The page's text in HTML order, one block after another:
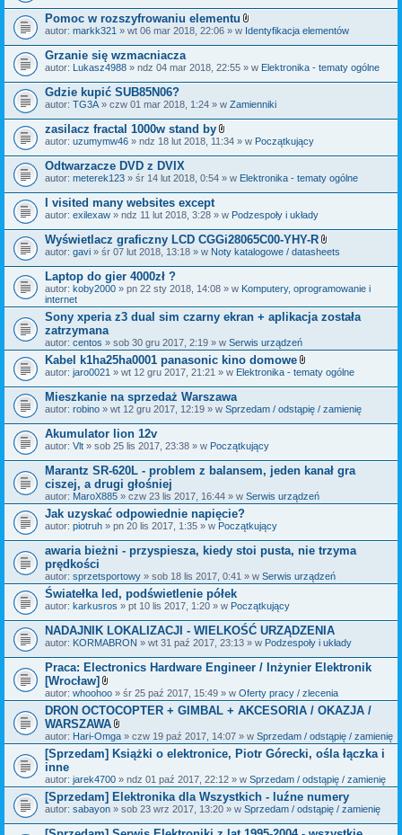
Pomoc w rozszyfrowaniu elementu
Z
ł
c
z
i
autor: markk321 » wt 06 mar 2018, 22:06 » w Identyfikacja elementów
Grzanie się wzmacniacza
autor: Lukasz4988 » ndz 04 mar 2018, 22:55 » w Elektronika - tematy ogólne
Gdzie kupić SUB85N06?
autor: TG3A » czw 01 mar 2018, 1:24 » w Zamienniki
zasilacz fractal 1000w stand by
Z
ł
c
z
i
i
autor: uzumymw46 » ndz 18 lut 2018, 11:34 » w Początkujący
Odtwarzacze DVD z DVIX
autor: meterek123 » śr 14 lut 2018, 0:54 » w Elektronika - tematy ogólne
I visited many websites except
autor: exilexaw » ndz 11 lut 2018, 3:28 » w Podzespoły i układy
Wyświetlacz graficzny LCD CGGi28065C00-YHY-R
Z
ł
c
n
i
autor: gavi » śr 07 lut 2018, 13:18 » w Noty katalogowe / datasheets
Laptop do gier 4000zł ?
autor: koby2000 » pn 22 sty 2018, 14:08 » w Komputery, oprogramowanie i
internet
Sony xperia z3 dual sim czarny ekran + aplikacja została
zatrzymana
autor: centos » sob 30 gru 2017, 2:19 » w Serwis urządzeń
Kabel k1ha25ha0001 panasonic kino domowe
Z
ł
c
z
i
autor: jaro0021 » wt 12 gru 2017, 21:21 » w Elektronika - tematy ogólne
Mieszkanie na sprzedaż Warszawa
autor: robino » wt 12 gru 2017, 12:19 » w Sprzedam / odstąpię / zamienię
Akumulator lion 12v
autor: Vlt » sob 25 lis 2017, 23:38 » w Początkujący
Marantz SR-620L - problem z balansem, jeden kanał gra
ciszej, a drugi głośniej
autor: MaroX885 » czw 23 lis 2017, 16:44 » w Serwis urządzeń
Jak uzyskać odpowiednie napięcie?
autor: piotruh » pn 20 lis 2017, 1:35 » w Początkujący
awaria bieżni - przyspiesza, kiedy stoi pusta, nie trzyma
prędkości
autor: sprzetsportowy » sob 18 lis 2017, 0:41 » w Serwis urządzeń
Światełka led, podświetlenie półek
autor: karkusros » pt 10 lis 2017, 1:20 » w Początkujący
NADAJNIK LOKALIZACJI - WIELKOŚĆ URZĄDZENIA
autor: KORMABRON » wt 31 paź 2017, 23:13 » w Podzespoły i układy
Praca: Electronics Hardware Engineer / Inżynier Elektronik
[Wrocław]
Z
a
ł
ą
c
z
k
i
autor: whoohoo » śr 25 paź 2017, 15:49 » w Oferty pracy / zlecenia
DRON OCTOCOPTER + GIMBAL + AKCESORIA / OKAZJA /
WARSZAWA
Z
a
ł
c
z
n
i
i
autor: Hari-Omga » czw 19 paź 2017, 14:07 » w Sprzedam / odstąpię / zamienię
[Sprzedam] Książki o elektronice, Piotr Górecki, ośla łączka i
inne
autor: jarek4700 » ndz 01 paź 2017, 22:12 » w Sprzedam / odstąpię / zamienię
[Sprzedam] Elektronika dla Wszystkich - luźne numery
autor: sabayon » sob 23 wrz 2017, 13:20 » w Sprzedam / odstąpię / zamienię